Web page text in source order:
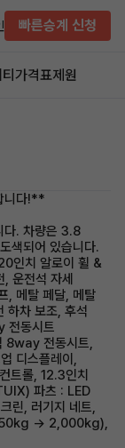
빠른승계 신청
가격표제원
니다!**
다. 차량은 3.8
색되어 있습니다.
인치 알로이 휠 &
운전석 자세
, 메탈 페달, 메탈
하차 보조, 후석
전동시트
8way 전동시트,
디스플레이,
트롤, 12.3인치
파츠 : LED
린, 러기지 네트,
→ 2,000kg),